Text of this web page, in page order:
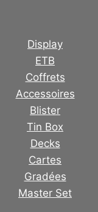
Display
ETB
Coffrets
Accessoires
Blister
Tin Box
Decks
Cartes
Gradées
Master Set